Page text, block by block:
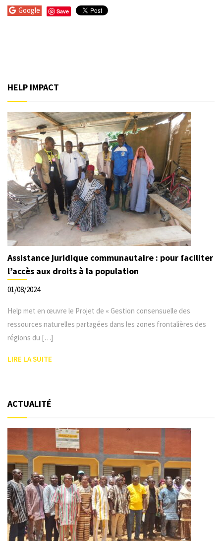
Google Save
HELP IMPACT
Assistance juridique communautaire : pour faciliter
l’accès aux droits à la population
01/08/2024
Help met en œuvre le Projet de « Gestion consensuelle des
ressources naturelles partagées dans les zones frontalières des
régions du […]
LIRE LA SUITE
ACTUALITÉ